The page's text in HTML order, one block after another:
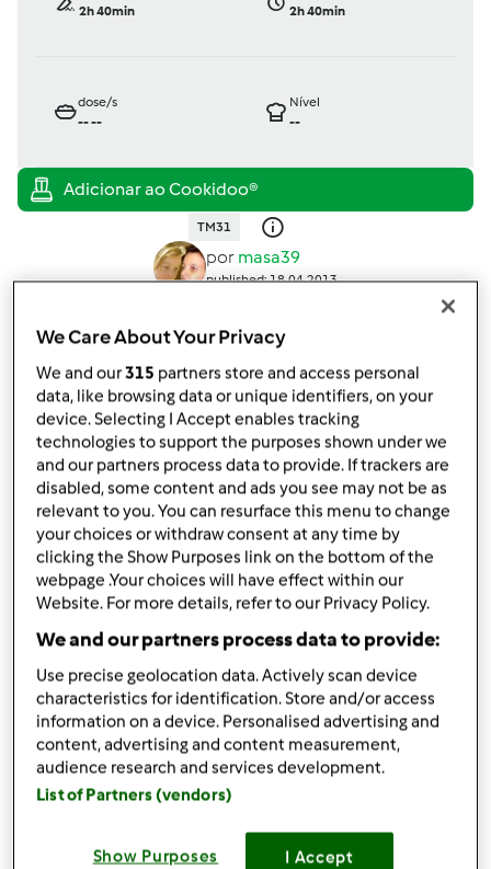
2h 40min
2h 40min
dose/s
----
Nível
--
TM31
por masa39
published: 18.04.2013
Partilhar receita
Criar uma variante
Ingredientes
Massa:
15 gramas de fermento biológico (para pão)
1 kg de farinha de trigo
210 gramas de leite
210 gramas de açúcar
180 gramas de água
2 colheres de sopa de óleo
3ovo, s
1 colher de sopa de sal (coloca-se em último,
para não impedir a fermentação)
3 colheres de sopa de margarina (cerca de 70
We Care About Your Privacy
We and our315 partners store and access personal
data, like browsing data or unique identifiers, on your
device. Selecting I Accept enables tracking
technologies to support the purposes shown under we
and our partners process data to provide. If trackers are
disabled, some content and ads you see may not be as
relevant to you. You can resurface this menu to change
your choices or withdraw consent at any time by
clicking the Show Purposes link on the bottom of the
webpage .Your choices will have effect within our
Website. For more details, refer to our Privacy Policy.
We and our partners process data to provide:
Use precise geolocation data. Actively scan device
characteristics for identification. Store and/or access
information on a device. Personalised advertising and
content, advertising and content measurement,
audience research and services development.
List of Partners (vendors)
Show Purposes I Accept